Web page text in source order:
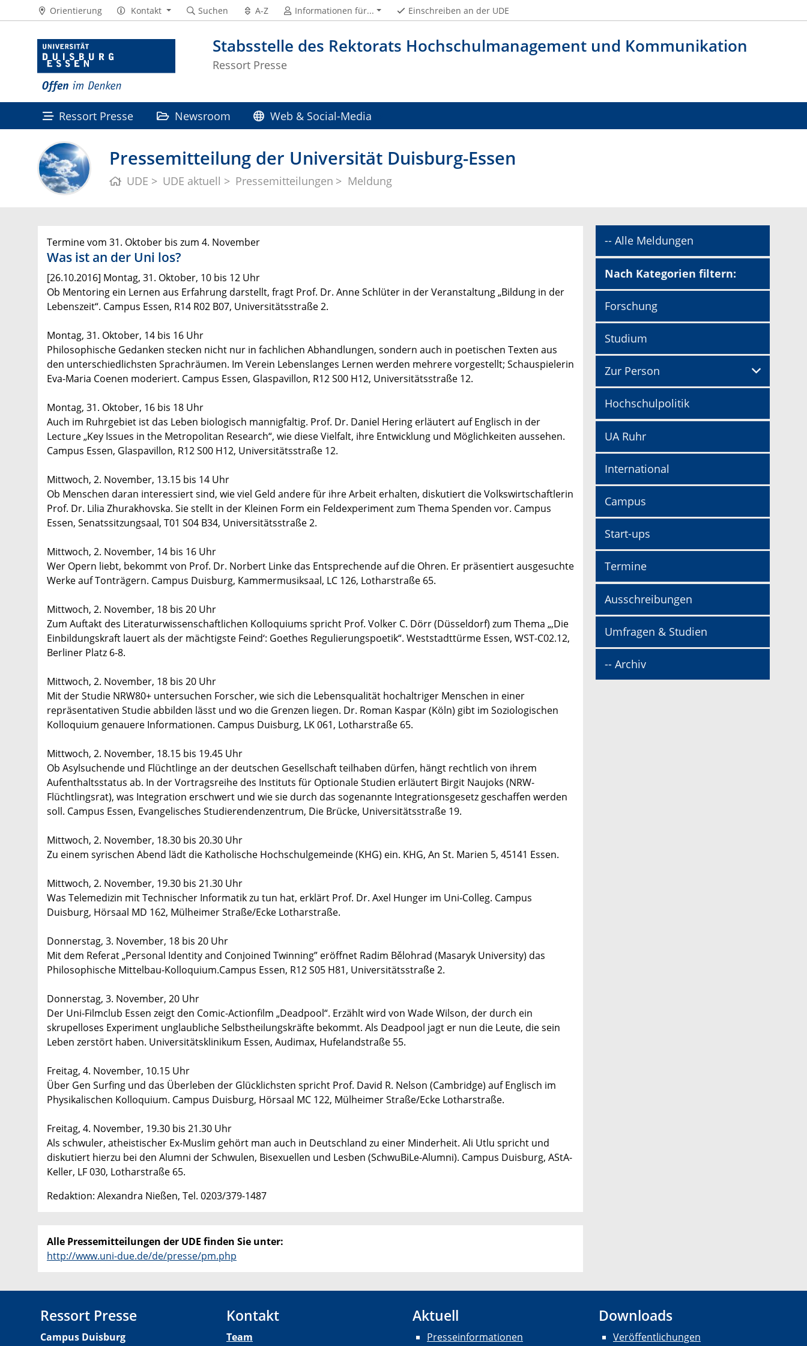
Stabsstelle des Rektorats Hochschulmanagement und Kommunikation
Ressort Presse
Orientierung Kontakt Suchen A-Z Informationen für... Einschreiben an der UDE
Ressort Presse Newsroom Web & Social-Media
Pressemitteilung der Universität Duisburg-Essen
UDE UDE aktuell Pressemitteilungen Meldung
Termine vom 31. Oktober bis zum 4. November
Was ist an der Uni los?
[26.10.2016] Montag, 31. Oktober, 10 bis 12 Uhr
Ob Mentoring ein Lernen aus Erfahrung darstellt, fragt Prof. Dr. Anne Schlüter in der Veranstaltung „Bildung in der
Lebenszeit“. Campus Essen, R14 R02 B07, Universitätsstraße 2.
Montag, 31. Oktober, 14 bis 16 Uhr
Philosophische Gedanken stecken nicht nur in fachlichen Abhandlungen, sondern auch in poetischen Texten aus
den unterschiedlichsten Sprachräumen. Im Verein Lebenslanges Lernen werden mehrere vorgestellt; Schauspielerin
Eva-Maria Coenen moderiert. Campus Essen, Glaspavillon, R12 S00 H12, Universitätsstraße 12.
Montag, 31. Oktober, 16 bis 18 Uhr
Auch im Ruhrgebiet ist das Leben biologisch mannigfaltig. Prof. Dr. Daniel Hering erläutert auf Englisch in der
Lecture „Key Issues in the Metropolitan Research“, wie diese Vielfalt, ihre Entwicklung und Möglichkeiten aussehen.
Campus Essen, Glaspavillon, R12 S00 H12, Universitätsstraße 12.
Mittwoch, 2. November, 13.15 bis 14 Uhr
Ob Menschen daran interessiert sind, wie viel Geld andere für ihre Arbeit erhalten, diskutiert die Volkswirtschaftlerin
Prof. Dr. Lilia Zhurakhovska. Sie stellt in der Kleinen Form ein Feldexperiment zum Thema Spenden vor. Campus
Essen, Senatssitzungsaal, T01 S04 B34, Universitätsstraße 2.
Mittwoch, 2. November, 14 bis 16 Uhr
Wer Opern liebt, bekommt von Prof. Dr. Norbert Linke das Entsprechende auf die Ohren. Er präsentiert ausgesuchte
Werke auf Tonträgern. Campus Duisburg, Kammermusiksaal, LC 126, Lotharstraße 65.
Mittwoch, 2. November, 18 bis 20 Uhr
Zum Auftakt des Literaturwissenschaftlichen Kolloquiums spricht Prof. Volker C. Dörr (Düsseldorf) zum Thema „‚Die
Einbildungskraft lauert als der mächtigste Feind‘: Goethes Regulierungspoetik“. Weststadttürme Essen, WST-C02.12,
Berliner Platz 6-8.
Mittwoch, 2. November, 18 bis 20 Uhr
Mit der Studie NRW80+ untersuchen Forscher, wie sich die Lebensqualität hochaltriger Menschen in einer
repräsentativen Studie abbilden lässt und wo die Grenzen liegen. Dr. Roman Kaspar (Köln) gibt im Soziologischen
Kolloquium genauere Informationen. Campus Duisburg, LK 061, Lotharstraße 65.
Mittwoch, 2. November, 18.15 bis 19.45 Uhr
Ob Asylsuchende und Flüchtlinge an der deutschen Gesellschaft teilhaben dürfen, hängt rechtlich von ihrem
Aufenthaltsstatus ab. In der Vortragsreihe des Instituts für Optionale Studien erläutert Birgit Naujoks (NRW-
Flüchtlingsrat), was Integration erschwert und wie sie durch das sogenannte Integrationsgesetz geschaffen werden
soll. Campus Essen, Evangelisches Studierendenzentrum, Die Brücke, Universitätsstraße 19.
Mittwoch, 2. November, 18.30 bis 20.30 Uhr
Zu einem syrischen Abend lädt die Katholische Hochschulgemeinde (KHG) ein. KHG, An St. Marien 5, 45141 Essen.
Mittwoch, 2. November, 19.30 bis 21.30 Uhr
Was Telemedizin mit Technischer Informatik zu tun hat, erklärt Prof. Dr. Axel Hunger im Uni-Colleg. Campus
Duisburg, Hörsaal MD 162, Mülheimer Straße/Ecke Lotharstraße.
Donnerstag, 3. November, 18 bis 20 Uhr
Mit dem Referat „Personal Identity and Conjoined Twinning” eröffnet Radim Bělohrad (Masaryk University) das
Philosophische Mittelbau-Kolloquium.Campus Essen, R12 S05 H81, Universitätsstraße 2.
Donnerstag, 3. November, 20 Uhr
Der Uni-Filmclub Essen zeigt den Comic-Actionfilm „Deadpool“. Erzählt wird von Wade Wilson, der durch ein
skrupelloses Experiment unglaubliche Selbstheilungskräfte bekommt. Als Deadpool jagt er nun die Leute, die sein
Leben zerstört haben. Universitätsklinikum Essen, Audimax, Hufelandstraße 55.
Freitag, 4. November, 10.15 Uhr
Über Gen Surfing und das Überleben der Glücklichsten spricht Prof. David R. Nelson (Cambridge) auf Englisch im
Physikalischen Kolloquium. Campus Duisburg, Hörsaal MC 122, Mülheimer Straße/Ecke Lotharstraße.
Freitag, 4. November, 19.30 bis 21.30 Uhr
Als schwuler, atheistischer Ex-Muslim gehört man auch in Deutschland zu einer Minderheit. Ali Utlu spricht und
diskutiert hierzu bei den Alumni der Schwulen, Bisexuellen und Lesben (SchwuBiLe-Alumni). Campus Duisburg, AStA-
Keller, LF 030, Lotharstraße 65.
Redaktion: Alexandra Nießen, Tel. 0203/379-1487
Alle Pressemitteilungen der UDE finden Sie unter:
http://www.uni-due.de/de/presse/pm.php
-- Alle Meldungen
Nach Kategorien filtern:
Forschung
Studium
Zur Person
Hochschulpolitik
UA Ruhr
International
Campus
Start-ups
Termine
Ausschreibungen
Umfragen & Studien
-- Archiv
Ressort Presse
Campus Duisburg
Kontakt
Team
Aktuell
Presseinformationen
Downloads
Veröffentlichungen